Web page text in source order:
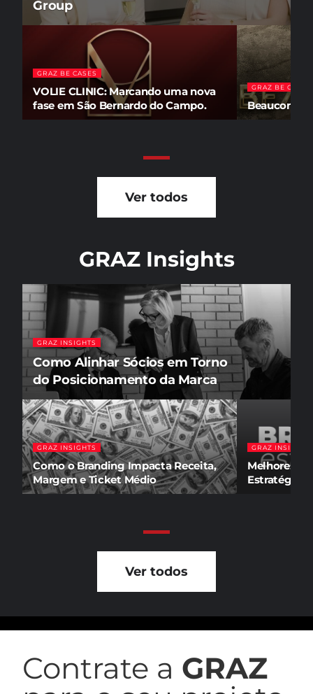
Group
GRAZ BE CASES
VOLIE CLINIC: Marcando uma nova
fase em São Bernardo do Campo.
GRAZ BE CASES
Beauconté:
Ver todos
GRAZ Insights
GRAZ INSIGHTS
Como Alinhar Sócios em Torno
do Posicionamento da Marca
GRAZ INSIGHTS
Como o Branding Impacta Receita,
Margem e Ticket Médio
GRAZ INSIGHTS
Melhores
Estratégico
Ver todos
Contrate a GRAZ